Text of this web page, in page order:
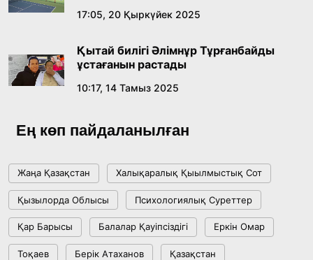
Жасанды интеллект: адамзаттың көмекшісі
18:16, 20 Шілде 2026
жетістіктері мен даму бағыты
Мемлекет басшысы Көбейтұз көлінің жай-
күйіне назар аударды
18:22, 17 Шілде 2026
17:05, 20 Қыркүйек 2025
Қытай билігі Әлімнұр Тұрғанбайды
ұстағанын растады
10:17, 14 Тамыз 2025
Ең көп пайдаланылған
Жаңа Қазақстан Халықаралық Қыылмыстық Сот
Қызылорда Облысы Психологиялық Суреттер
Қар Барысы Балалар Қауіпсіздігі Еркін Омар
Тоқаев Берік Атаханов Қазақстан